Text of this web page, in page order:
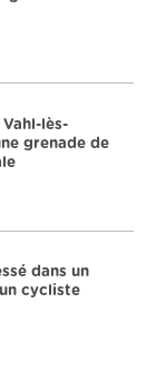
lès-
grenade de
dans un
cycliste